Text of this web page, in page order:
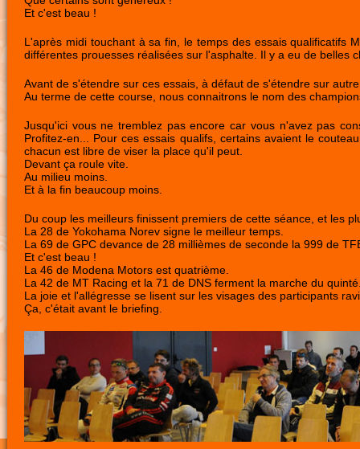
Et c'est beau !
L'après midi touchant à sa fin, le temps des essais qualificatifs
différentes prouesses réalisées sur l'asphalte. Il y a eu de belles
Avant de s'étendre sur ces essais, à défaut de s'étendre sur
Au terme de cette course, nous connaitrons le nom des
Jusqu'ici vous ne tremblez pas encore car vous n'avez pas
Profitez-en... Pour ces essais qualifs, certains avaient le
chacun est libre de viser la place qu'il peut.
Devant ça roule vite.
Au milieu moins.
Et à la fin beaucoup moins.
Du coup les meilleurs finissent premiers de cette séance, et les
La 28 de Yokohama Norev signe le meilleur temps.
La 69 de GPC devance de 28 millièmes de seconde la 999 de
Et c'est beau !
La 46 de Modena Motors est quatrième.
La 42 de MT Racing et la 71 de DNS ferment la marche du
La joie et l'allégresse se lisent sur les visages des participants
Ça, c'était avant le briefing.